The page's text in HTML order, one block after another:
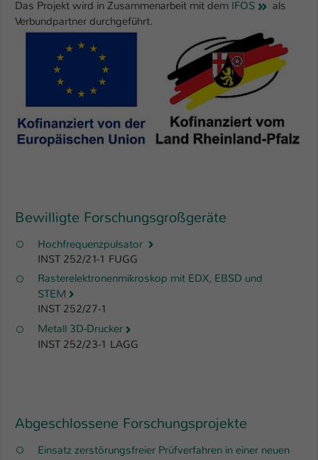
Das Projekt wird in Zusammenarbeit mit dem IFOS
als
Verbundpartner durchgeführt.
Bewilligte Forschungsgroßgeräte
Hochfrequenzpulsator
INST 252/21-1 FUGG
Rasterelektronenmikroskop mit EDX, EBSD und
STEM
INST 252/27-1
Metall 3D-Drucker
INST 252/23-1 LAGG
Abgeschlossene Forschungsprojekte
Einsatz zerstörungsfreier Prüfverfahren in einer neuen